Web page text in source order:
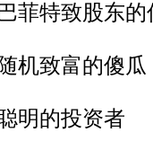
菲特致股东的
机致富的傻瓜
明的投资者